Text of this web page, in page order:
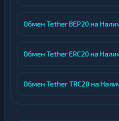
Обмен Tether BEP20 на
Обмен Tether ERC20 на
Обмен Tether TRC20 на